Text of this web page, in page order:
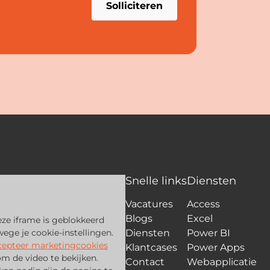
iframe is geblokkeerd
je cookie-instellingen.
marketingcookies
de video te bekijken.
Snelle links
Vacatures
Blogs
Diensten
Klantcases
Contact
Diensten
Access
Excel
Power BI
Power Apps
Webapplicatie